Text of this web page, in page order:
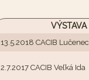
VÝSTAVA
13.5.2018 CACIB Lučenec
2.7.2017 CACIB Veľká Ida